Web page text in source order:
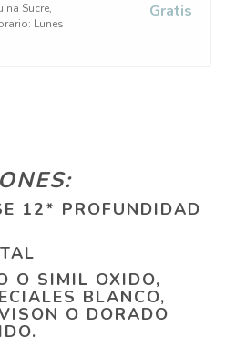
Sucre,
Lunes
Gratis
12* PROFUNDIDAD
O SIMIL OXIDO,
BLANCO,
O DORADO